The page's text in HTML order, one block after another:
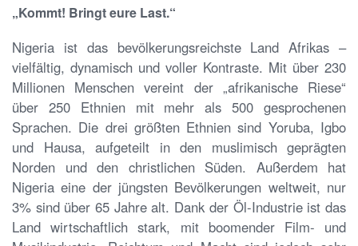
„Kommt! Bringt eure Last.“
Nigeria ist das bevölkerungsreichste Land Afrikas –
vielfältig, dynamisch und voller Kontraste. Mit über 230
Millionen Menschen vereint der „afrikanische Riese“
über 250 Ethnien mit mehr als 500 gesprochenen
Sprachen. Die drei größten Ethnien sind Yoruba, Igbo
und Hausa, aufgeteilt in den muslimisch geprägten
Norden und den christlichen Süden. Außerdem hat
Nigeria eine der jüngsten Bevölkerungen weltweit, nur
3% sind über 65 Jahre alt. Dank der Öl-Industrie ist das
Land wirtschaftlich stark, mit boomender Film- und